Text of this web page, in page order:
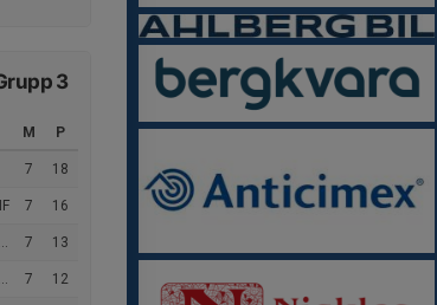
3
M P
7 18
7 16
7 13
7 12